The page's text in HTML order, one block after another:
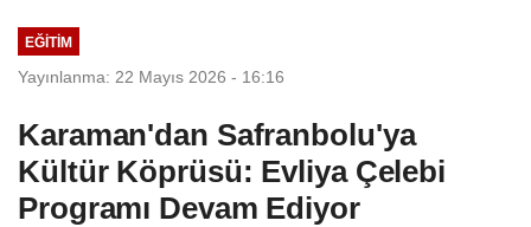
EĞITIM
Yayınlanma: 22 Mayıs 2026 - 16:16
Karaman'dan Safranbolu'ya
Kültür Köprüsü: Evliya Çelebi
Programı Devam Ediyor